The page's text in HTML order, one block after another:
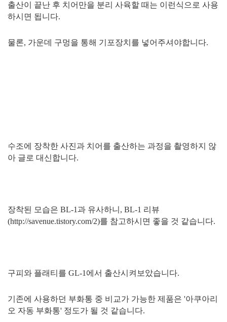
출산이 끝난 후 치어만을 분리 사육할 때는 이런식으로 사용
하시면 됩니다.
물론, 가운데 구멍을 통해 기포장치를 넣어주셔야합니다.
수조에 장착한 사진과 치어를 출산하는 과정을 촬영하지 않
아 글로 대신합니다.
장착된 모습은 BL-1과 유사하니, BL-1 리뷰
(http://savenue.tistory.com/2)를 참고하시면 좋을 것 같습니다.
구피와 플래티를 GL-1에서 출산시켜보았습니다.
기존에 사용하던 부화통 중 비교가 가능한 제품은 '아쿠아리
오 자동 부화통' 정도가 될 것 같습니다.